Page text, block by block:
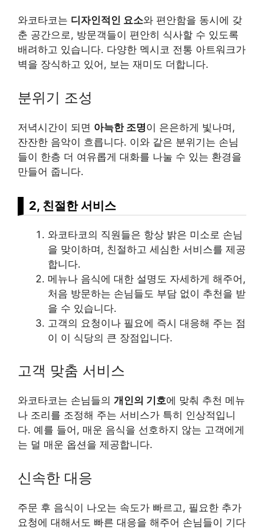
와코타코는 디자인적인 요소와 편안함을 동시에 갖
춘 공간으로, 방문객들이 편안히 식사할 수 있도록
배려하고 있습니다. 다양한 멕시코 전통 아트워크가
벽을 장식하고 있어, 보는 재미도 더합니다.
분위기 조성
저녁시간이 되면 아늑한 조명이 은은하게 빛나며,
잔잔한 음악이 흐릅니다. 이와 같은 분위기는 손님
들이 한층 더 여유롭게 대화를 나눌 수 있는 환경을
만들어 줍니다.
2, 친절한 서비스
와코타코의 직원들은 항상 밝은 미소로 손님
을 맞이하며, 친절하고 세심한 서비스를 제공
합니다.
메뉴나 음식에 대한 설명도 자세하게 해주어,
처음 방문하는 손님들도 부담 없이 추천을 받
을 수 있습니다.
고객의 요청이나 필요에 즉시 대응해 주는 점
이 이 식당의 큰 장점입니다.
고객 맞춤 서비스
와코타코는 손님들의 개인의 기호에 맞춰 추천 메뉴
나 조리를 조정해 주는 서비스가 특히 인상적입니
다. 예를 들어, 매운 음식을 선호하지 않는 고객에게
는 덜 매운 옵션을 제공합니다.
신속한 대응
주문 후 음식이 나오는 속도가 빠르고, 필요한 추가
요청에 대해서도 빠른 대응을 해주어 손님들이 기다